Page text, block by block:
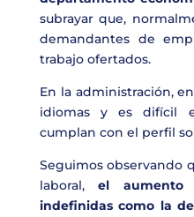
subrayar que,
demandantes de
trabajo ofertados.
En la administración,
idiomas y es difícil
cumplan con el perfil
Seguimos observando
laboral,el aumento
indefinidas como la